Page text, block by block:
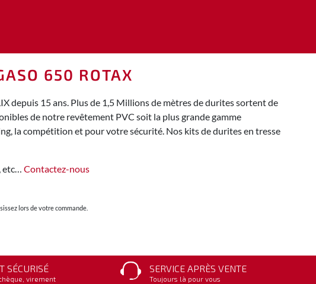
650 ROTAX
depuis 15 ans. Plus de 1,5 Millions de mètres de durites sortent de
de notre revêtement PVC soit la plus grande gamme
la compétition et pour votre sécurité. Nos kits de durites en tresse
etc… Contactez-nous
lors de votre commande.
SÉCURISÉ
virement
SERVICE APRÈS VENTE
Toujours là pour vous